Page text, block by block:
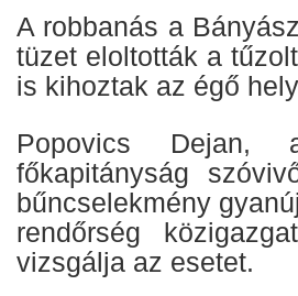
A robbanás a
tüzet eloltották a
is kihoztak az égő
Popovics Dejan,
főkapitányság
bűncselekmény
rendőrség
vizsgálja az esetet.